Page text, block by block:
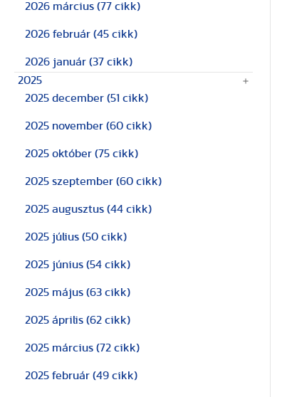
2026 március (77 cikk)
2026 február (45 cikk)
2026 január (37 cikk)
2025
2025 december (51 cikk)
2025 november (60 cikk)
2025 október (75 cikk)
2025 szeptember (60 cikk)
2025 augusztus (44 cikk)
2025 július (50 cikk)
2025 június (54 cikk)
2025 május (63 cikk)
2025 április (62 cikk)
2025 március (72 cikk)
2025 február (49 cikk)